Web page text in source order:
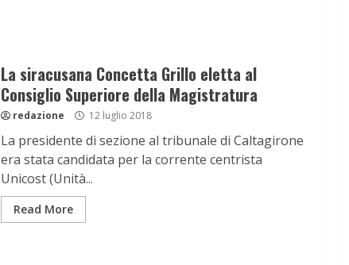
La siracusana Concetta Grillo eletta al
Consiglio Superiore della Magistratura
redazione 12 luglio 2018
La presidente di sezione al tribunale di Caltagirone
era stata candidata per la corrente centrista
Unicost (Unità...
Read More